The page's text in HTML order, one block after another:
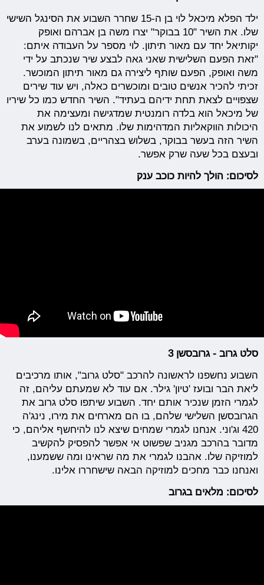
ילד הפלא מיכאל לוי בן ה-15 שחרר השבוע את הסינגל השישי
שלו. את השיר "10 בבוקר" יצרו משה בן אברהם ואופק
יקותיאל יחד עם מאור תיתון. לוי מספר על העבודה איתם:
"זאת הפעם השלישית שאני גאה לבצע שיר שנכתב על ידי
משה ואופק, הפעם שותף ליצירה גם מאור תיתון המוכשר.
זכיתי להכיר אנשים טובים ומוכשרים כאלה, ויש עוד שירים
שצפויים לצאת תחת ידיהם בעתיד". השיר החדש כמו כל שיריו
של מיכאל הוא בלדה רומנטית שמדגישה ומעצימה את
היכולות הווקאליות המדהימות שלו. מתאים לנו לשמוע את
השיר הזה בעשר בבוקר, בשלוש בצהריים, בשמונה בערב
ובעצם בכל שעה שרק אפשר.
לסיכום: הולך להיות כוכב ענק
סלט גרוב - גרובסשן 3
השבוע נחשפנו לראשונה להרכב "סלט גרוב", אותו מרכיבים
ליאת הבר ובועז 'טיון' גילר. אם עוד לא שמעתם עליהם, זה
לגמרי הזמן שנכיר אותם יחד. השבוע שיתפו סלט גרוב את
הגרובסשן השלישי שלהם, בו הם מארחים את מירו, נינג'ה
420 וג'וני. אנחנו לגמרי שמחים שיצא לנו להיחשף אליהם, כי
מדובר בהרכב מגניב שפשוט אי אפשר להפסיק להקשיב
למוזיקה שלו. אהבנו לגמרי את מה שראינו ומה ששמענו,
ואנחנו כבר מחכים למוזיקה הבאה שישחררו אלינו.
לסיכום: מלאים בגרוב